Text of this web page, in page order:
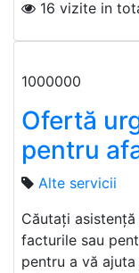
16 vizite in
1000000
Ofertă
pentru
Alte servicii
Căutați
facturile sau
pentru a vă